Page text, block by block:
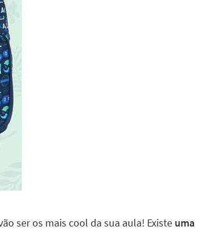
ser os mais cool da sua aula! Existe uma